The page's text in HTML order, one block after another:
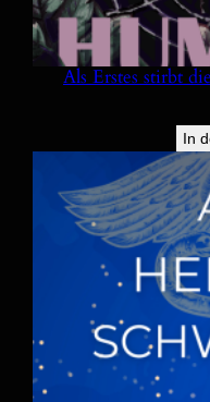
Als Erstes stirbt
In